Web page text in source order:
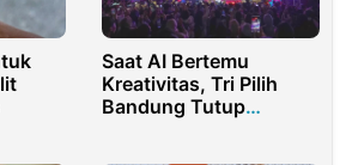
Saat AI Bertemu
Kreativitas, Tri Pilih
Bandung Tutup